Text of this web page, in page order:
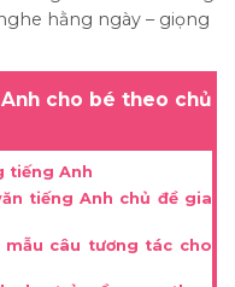
hằng ngày – giọng
cho bé theo chủ
tiếng Anh
tiếng Anh chủ đề gia
câu tương tác cho